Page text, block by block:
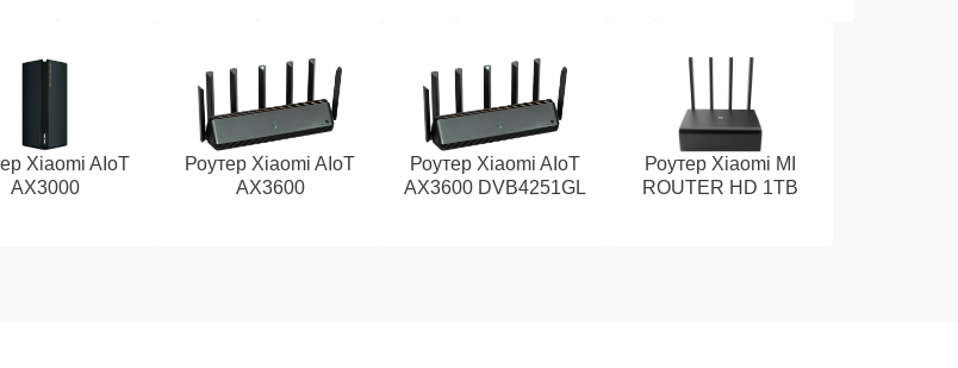
Xiaomi AIoT
AX3000
Роутер Xiaomi AIoT
AX3600
Роутер Xiaomi AIoT
AX3600 DVB4251GL
Роутер Xiaomi MI
ROUTER HD 1TB